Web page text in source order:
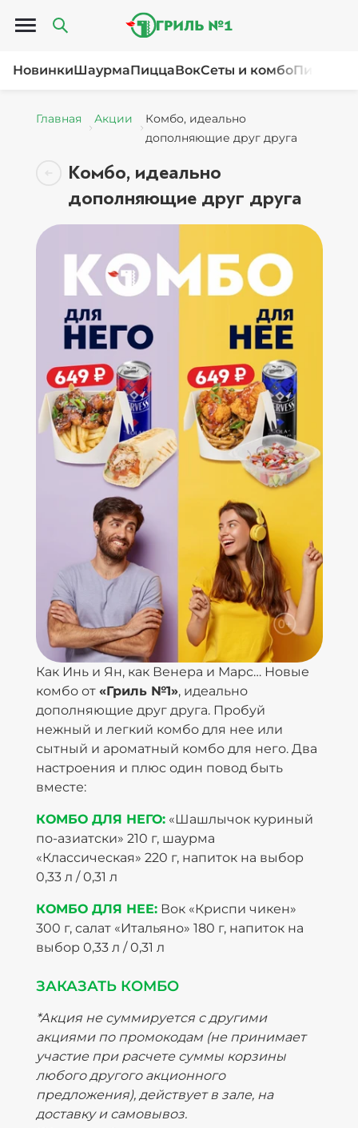
Открыть меню
НовинкиШаурмаПиццаВокСеты и комбоПироги
Главная Акции
Комбо, идеально
дополняющие друг друга
Комбо, идеально
дополняющие друг друга
Как Инь и Ян, как Венера и Марс… Новые
комбо от «Гриль №1», идеально
дополняющие друг друга. Пробуй
нежный и легкий комбо для нее или
сытный и ароматный комбо для него. Два
настроения и плюс один повод быть
вместе:
КОМБО ДЛЯ НЕГО:«Шашлычок куриный
по-азиатски» 210 г, шаурма
«Классическая» 220 г, напиток на выбор
0,33 л / 0,31 л
КОМБО ДЛЯ НЕЕ:Вок «Криспи чикен»
300 г, салат «Итальяно» 180 г, напиток на
выбор 0,33 л / 0,31 л
ЗАКАЗАТЬ КОМБО
*Акция не суммируется с другими
акциями по промокодам (не принимает
участие при расчете суммы корзины
любого другого акционного
предложения), действует в зале, на
доставку и самовывоз.